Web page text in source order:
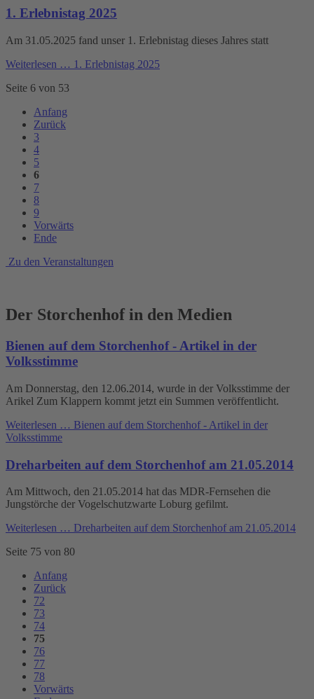
1. Erlebnistag 2025
Am 31.05.2025 fand unser 1. Erlebnistag dieses Jahres statt
Weiterlesen … 1. Erlebnistag 2025
Seite 6 von 53
Anfang
Zurück
3
4
5
6
7
8
9
Vorwärts
Ende
Zu den Veranstaltungen
Der Storchenhof in den Medien
Bienen auf dem Storchenhof - Artikel in der
Volksstimme
Am Donnerstag, den 12.06.2014, wurde in der Volksstimme der
Arikel Zum Klappern kommt jetzt ein Summen veröffentlicht.
Weiterlesen … Bienen auf dem Storchenhof - Artikel in der
Volksstimme
Dreharbeiten auf dem Storchenhof am 21.05.2014
Am Mittwoch, den 21.05.2014 hat das MDR-Fernsehen die
Jungstörche der Vogelschutzwarte Loburg gefilmt.
Weiterlesen … Dreharbeiten auf dem Storchenhof am 21.05.2014
Seite 75 von 80
Anfang
Zurück
72
73
74
75
76
77
78
Vorwärts